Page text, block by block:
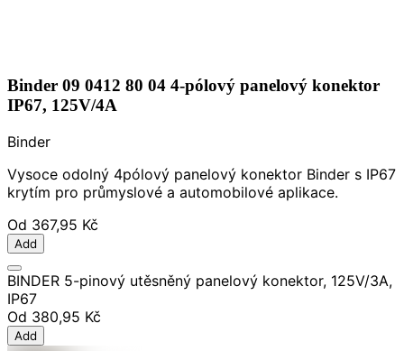
Binder 09 0412 80 04 4-pólový panelový konektor
IP67, 125V/4A
Binder
Vysoce odolný 4pólový panelový konektor Binder s IP67
krytím pro průmyslové a automobilové aplikace.
Od 367,95 Kč
Add
BINDER 5-pinový utěsněný panelový konektor, 125V/3A,
IP67
Od 380,95 Kč
Add